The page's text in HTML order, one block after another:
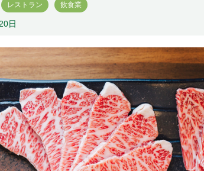
レストラン 飲食業
日